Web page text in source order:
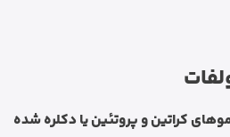
کراتین و پروتئین یا دکلره شده